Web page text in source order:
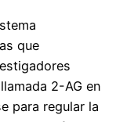
que
2-AG en
para regular la